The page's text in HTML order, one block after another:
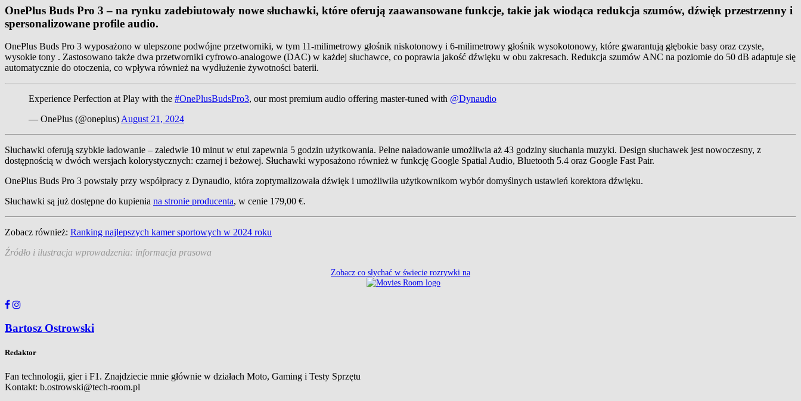
OnePlus Buds Pro 3 – na rynku zadebiutowały nowe słuchawki, które oferują zaawansowane funkcje, takie jak wiodąca redukcja szumów, dźwięk przestrzenny i
spersonalizowane profile audio.
OnePlus Buds Pro 3 wyposażono w ulepszone podwójne przetworniki, w tym 11-milimetrowy głośnik niskotonowy i 6-milimetrowy głośnik wysokotonowy, które gwarantują głębokie basy oraz czyste,
wysokie tony . Zastosowano także dwa przetworniki cyfrowo-analogowe (DAC) w każdej słuchawce, co poprawia jakość dźwięku w obu zakresach. Redukcja szumów ANC na poziomie do 50 dB adaptuje się
automatycznie do otoczenia, co wpływa również na wydłużenie żywotności baterii.
Experience Perfection at Play with the #OnePlusBudsPro3, our most premium audio offering master-tuned with @Dynaudio
— OnePlus (@oneplus)August 21, 2024
Słuchawki oferują szybkie ładowanie – zaledwie 10 minut w etui zapewnia 5 godzin użytkowania. Pełne naładowanie umożliwia aż 43 godziny słuchania muzyki. Design słuchawek jest nowoczesny, z
dostępnością w dwóch wersjach kolorystycznych: czarnej i beżowej. Słuchawki wyposażono również w funkcję Google Spatial Audio, Bluetooth 5.4 oraz Google Fast Pair.
OnePlus Buds Pro 3 powstały przy współpracy z Dynaudio, która zoptymalizowała dźwięk i umożliwiła użytkownikom wybór domyślnych ustawień korektora dźwięku.
Słuchawki są już dostępne do kupienia na stronie producenta, w cenie 179,00 €.
Zobacz również: Ranking najlepszych kamer sportowych w 2024 roku
Źródło i ilustracja wprowadzenia: informacja prasowa
Zobacz co słychać w świecie rozrywki na
Bartosz Ostrowski
Redaktor
Fan technologii, gier i F1. Znajdziecie mnie głównie w działach Moto, Gaming i Testy Sprzętu
Kontakt: b.ostrowski@tech-room.pl